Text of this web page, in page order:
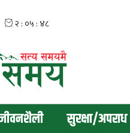
सुरक्षा/अपराध